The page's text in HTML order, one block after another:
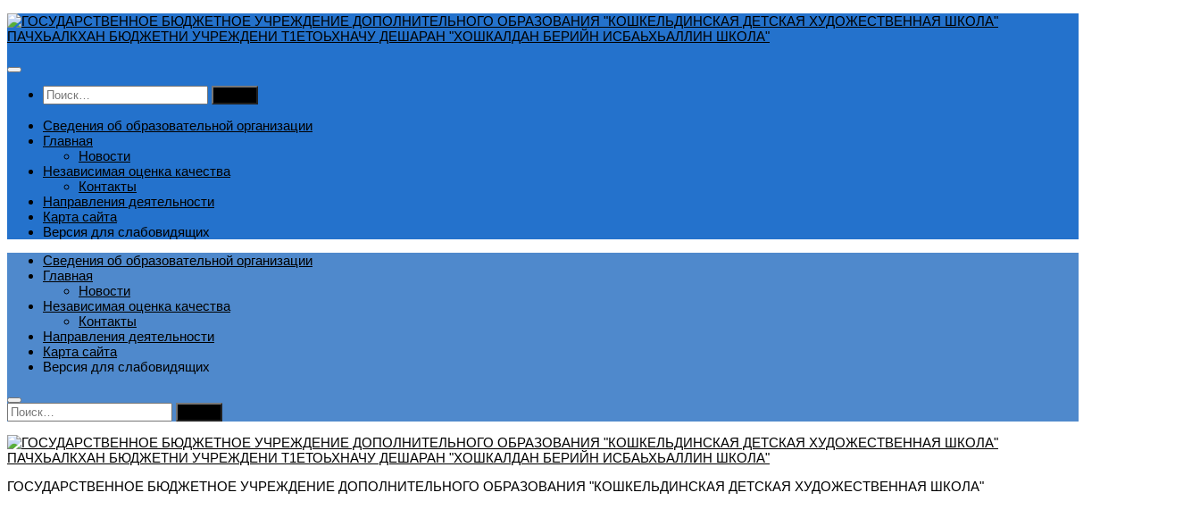
Перейти
к
Найти:
Сведения об образовательной организации
Главная
Новости
Независимая оценка качества
Контакты
Направления деятельности
Карта сайта
Версия для слабовидящих
Сведения об образовательной организации
Главная
Новости
Независимая оценка качества
Контакты
Направления деятельности
Карта сайта
Версия для слабовидящих
Найти:
ГОСУДАРСТВЕННОЕ БЮДЖЕТНОЕ УЧРЕЖДЕНИЕ ДОПОЛНИТЕЛЬНОГО ОБРАЗОВАНИЯ "КОШКЕЛЬДИНСКАЯ ДЕТСКАЯ ХУДОЖЕСТВЕННАЯ ШКОЛА"